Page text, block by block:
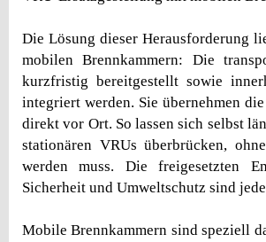
Die Lösung dieser Herausforderung
mobilen Brennkammern: Die
kurzfristig bereitgestellt sowie
integriert werden. Sie übernehmen
direkt vor Ort. So lassen sich selbst
stationären VRUs überbrücken,
werden muss. Die freigesetzten
Sicherheit und Umweltschutz sind
Mobile Brennkammern sind speziell